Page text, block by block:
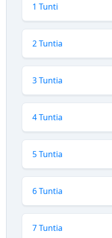
1 Tunti
2 Tuntia
3 Tuntia
4 Tuntia
5 Tuntia
6 Tuntia
7 Tuntia